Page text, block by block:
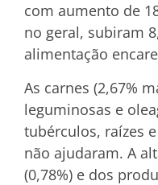
com aumento de
no geral, subiram
alimentação
As carnes (2,67%
leguminosas e
tubérculos, raízes
não ajudaram. A
(0,78%) e dos